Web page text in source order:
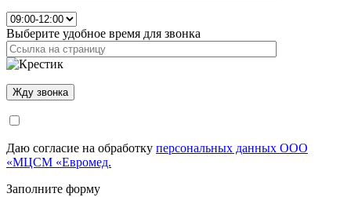
Выберите удобное время для звонка
Даю согласие на обработку персональных данных ООО
«МЦСМ «Евромед.
Заполните форму